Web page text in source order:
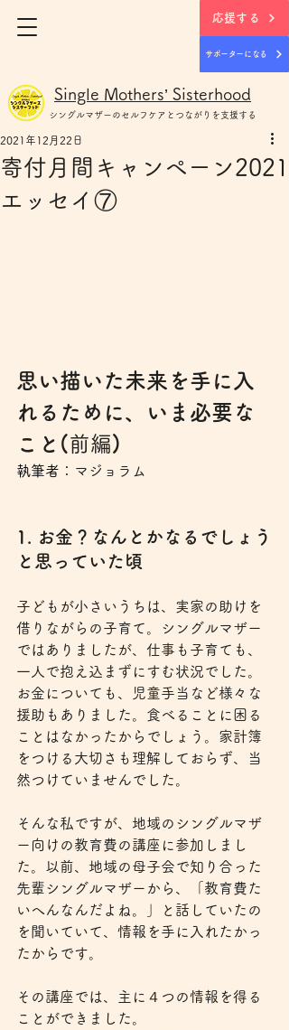
応援する
サポーターになる
Single Mothers’ Sisterhood
シングルマザー のセルフケアとつながりを支援する
寄付月間キャンペーン2021
エッセイ⑦
2021年12月22日
思い描いた未来を手に入
れるために、いま必要な
こと(前編)
執筆者： マジョラム
1. お金？なんとかなるでしょう
と思っていた頃
子どもが小さいうちは、実家の助けを
借りながらの子育て。シングルマザー
ではありましたが、仕事も子育ても、
一人で抱え込まずにすむ状況でした。
お金についても、児童手当など様々な
援助もありました。食べることに困る
ことはなかったからでしょう。家計簿
をつける大切さも理解しておらず、当
然つけていませんでした。
そんな私ですが、地域のシングルマザ
ー向けの教育費の講座に参加しまし
た。以前、地域の母子会で知り合った
先輩シングルマザーから、「教育費た
いへんなんだよね。」と話していたの
を聞いていて、情報を手に入れたかっ
たからです。
その講座では、主に４つの情報を得る
ことができました。